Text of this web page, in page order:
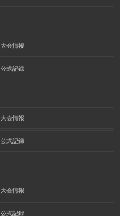
大会情報
公式記録
大会情報
公式記録
大会情報
公式記録